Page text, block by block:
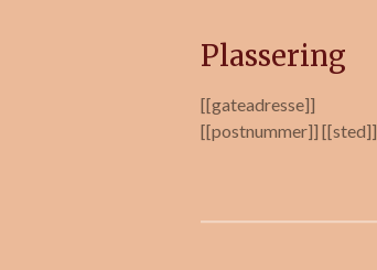
Plassering
[[gateadresse]]
[[postnummer]] [[sted]]